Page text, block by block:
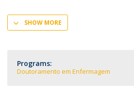
SHOW MORE
Programs:
Doutoramento em Enfermagem